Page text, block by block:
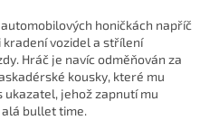
honičkách napříč
kradení vozidel a střílení
Hráč je navíc odměňován za
kousky, které mu
jehož zapnutí mu
bullet time.